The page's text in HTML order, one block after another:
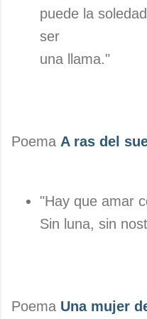
puede la soledad
ser
una llama."
Poema A ras del
"Hay que amar
Sin luna, sin
Poema Una mujer